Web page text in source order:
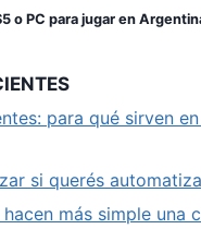
o PC para jugar en
para qué sirven
si querés
más simple una